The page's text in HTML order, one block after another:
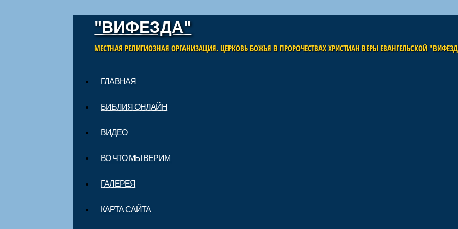
"ВИФЕЗДА"
МЕСТНАЯ РЕЛИГИОЗНАЯ ОРГАНИЗАЦИЯ. ЦЕРКОВЬ БОЖЬЯ В ПРОРОЧЕСТВАХ ХРИСТИАН ВЕРЫ ЕВАНГЕЛЬСКОЙ
Main menu
ГЛАВНАЯ
БИБЛИЯ ОНЛАЙН
ВИДЕО
ВО ЧТО МЫ ВЕРИМ
ГАЛЕРЕЯ
КАРТА САЙТА